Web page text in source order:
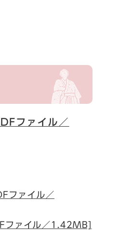
ファイル／
ファイル／
ァイル／1.42MB]